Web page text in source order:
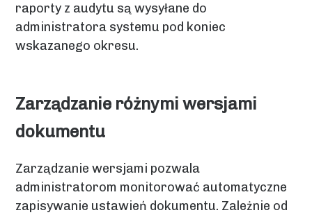
raporty z audytu są wysyłane do
administratora systemu pod koniec
wskazanego okresu.
Zarządzanie różnymi wersjami
dokumentu
Zarządzanie wersjami pozwala
administratorom monitorować automatyczne
zapisywanie ustawień dokumentu. Zależnie od